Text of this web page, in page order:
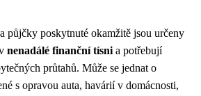
půjčky poskytnuté okamžitě jsou určeny
nenadálé finanční tísni a potřebují
průtahů. Může se jednat o
s opravou auta, havárií v domácnosti,